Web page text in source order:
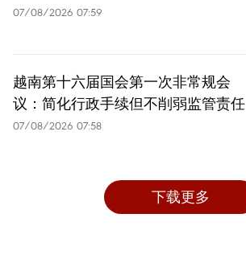
07/08/2026 07:59
越南第十六届国会第一次非常规会
议：简化行政手续但不削弱监管责任
07/08/2026 07:58
下载更多